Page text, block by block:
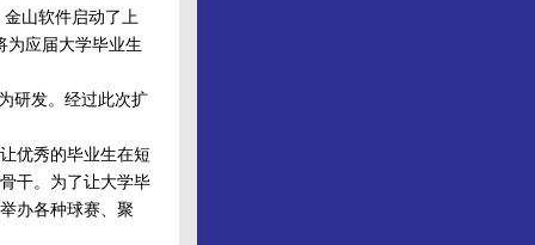
山软件启动了上
为应届大学毕业生
研发。经过此次扩
优秀的毕业生在短
干。为了让大学毕
办各种球赛、聚